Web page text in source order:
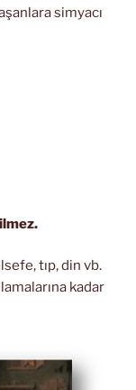
simyacı
tıp, din vb.
kadar